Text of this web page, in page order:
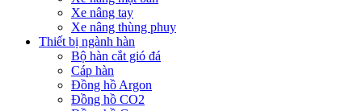
Xe nâng tay
Xe nâng thùng phuy
Thiết bị ngành hàn
Bộ hàn cắt gió đá
Cáp hàn
Đồng hồ Argon
Đồng hồ CO2